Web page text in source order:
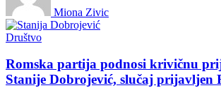
Miona Zivic
Društvo
Romska partija podnosi krivičnu
Stanije Dobrojević, slučaj prijavljen